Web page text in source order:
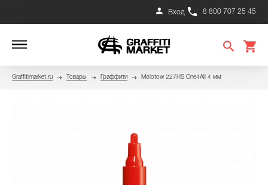
8 800 707 25 45
Вход
Graffitimarket.ru Товары Граффити Molotow 227HS One4All 4 мм